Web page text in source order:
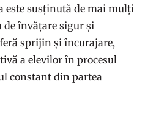
este susținută de mai mulți
învățare sigur și
sprijin și încurajare,
a elevilor în procesul
constant din partea